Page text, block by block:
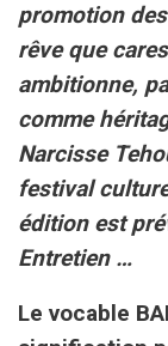
promotion
rêve que
ambitionne,
comme
Narcisse
festival
édition est
Entretien …
Le vocable